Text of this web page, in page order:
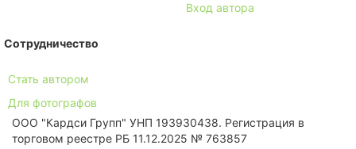
Вход автора
Сотрудничество
Стать автором
Для фотографов
ООО "Кардси Групп" УНП 193930438. Региcтрация в
торговом реестре РБ 11.12.2025 № 763857